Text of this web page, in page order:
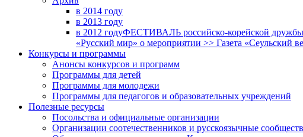
в 2014 году
в 2013 году
в 2012 годуФЕСТИВАЛЬ российско-корейской
«Русский мир» о мероприятии >> Газета «Сеульский
Конкурсы и программы
Анонсы конкурсов и программ
Программы для детей
Программы для молодежи
Программы для педагогов и образовательных учреждений
Полезные ресурсы
Посольства и официальные организации
Организации соотечественников и русскоязычные